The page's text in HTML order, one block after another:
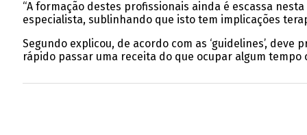
“A formação destes profissionais ainda é escassa
especialista, sublinhando que isto tem implicações
Segundo explicou, de acordo com as ‘guidelines’,
rápido passar uma receita do que ocupar algum tempo